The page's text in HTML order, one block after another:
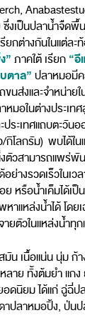
งเป็นปลาน้ำจืดพื้
กต่างกันในแต่ละ
” ภาคใต้ เรียก “อี
ตาล” ปลาหมอมี
นส่งและจำหน่าย
มอในต่างประเท
ประเทศแถบตะวัน
โลกรัม) พบได้ใน
วสามารถแพร่พัน
ย่างรวดเร็วในเ
หรือน้ำเค็มได้เป็
แหล่งน้ำได้ โดย
ยตัวในแหล่งน้ำทุก
น เนื้อแน่น นุ่ม ก้
ลาย ทั้งต้มยำ แก
อดนิยม ได้แก่ ฉู่ฉี่
าปลาหมอปิ้ง, ป่